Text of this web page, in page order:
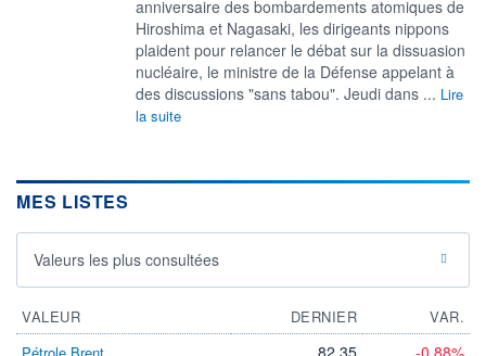
anniversaire des bombardements atomiques de
Hiroshima et Nagasaki, les dirigeants nippons
plaident pour relancer le débat sur la dissuasion
nucléaire, le ministre de la Défense appelant à
des discussions "sans tabou". Jeudi dans ... Lire
la suite
MES LISTES
Valeurs les plus consultées
VALEUR DERNIER
VAR.
82,35 -0,88%